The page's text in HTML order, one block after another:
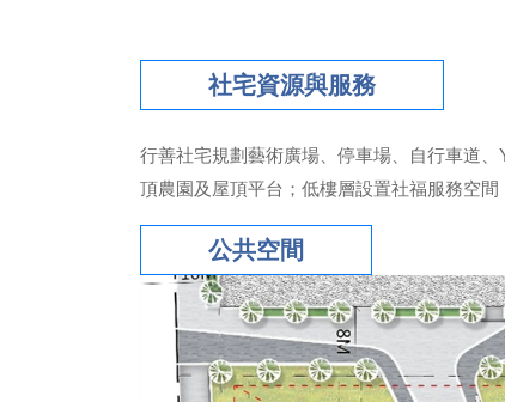
社宅資源與服務
行善社宅規劃藝術廣場、停車場、自行車道
頂農園及屋頂平台；低樓層設置社福服務空
公共空間